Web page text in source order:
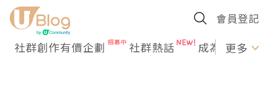
會員登記
社群創作有價企劃 社群熱話 成為U更多